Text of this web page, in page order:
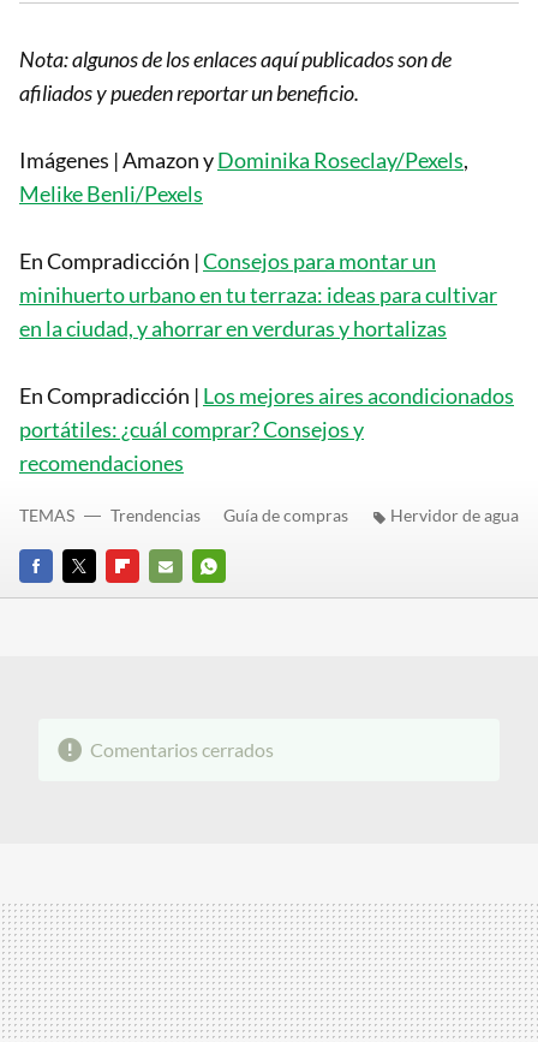
Nota: algunos de los enlaces aquí publicados son de
afiliados y pueden reportar un beneficio.
Imágenes | Amazon yDominika Roseclay/Pexels,
Melike Benli/Pexels
En Compradicción |Consejos para montar un
minihuerto urbano en tu terraza: ideas para cultivar
en la ciudad, y ahorrar en verduras y hortalizas
En Compradicción | Los mejores aires acondicionados
portátiles: ¿cuál comprar? Consejos y
recomendaciones
FACEBOOK
TWITTERFLIPBOARD
E-
WHATSAPP
TEMAS Trendencias Guía de compras Hervidor de agua
Comentarios cerrados